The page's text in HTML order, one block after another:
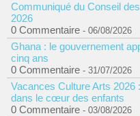
Communiqué du Conseil
2026
0 Commentaire - 06/08/2026
Ghana : le gouvernement
cinq ans
0 Commentaire - 31/07/2026
Vacances Culture Arts
dans le cœur des enfants
0 Commentaire - 03/08/2026